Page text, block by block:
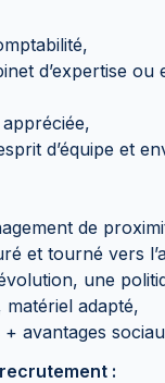
d’expertise
d’équipe et
de
et tourné vers
une
adapté,
avantages
: